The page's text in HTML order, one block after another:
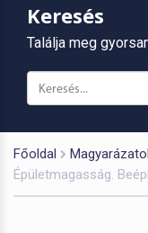
Keresés
Találja meg
Főoldal
Épületmagasság.